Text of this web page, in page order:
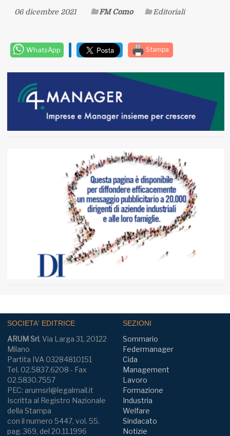
06 dicembre 2021 FM Como Editoriali
WhatsApp Stampa
SOCIETA' EDITRICE
ARUM Srl, Via Larga 31, 20122
Milano
Partita IVA 03284810151
Tel. 02.5837.6208 - Fax
02.5830.7557
PEC: arumsrl@legalmail.it
Iscritta al Registro Nazionale
della Stampa
con il numero 5447, vol. 55,
pag. 369, del 20.11.1996
SEZIONI
Sommario
Federmanager
Cida
Management
Lavoro
Formazione
Industria
Welfare
Sindacato
Notizie